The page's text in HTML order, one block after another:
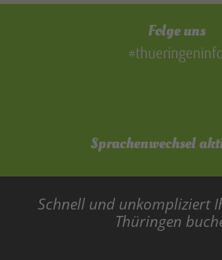
Folge uns
Sprachenwechsel
Schnell und unkompliziert
Thüringen